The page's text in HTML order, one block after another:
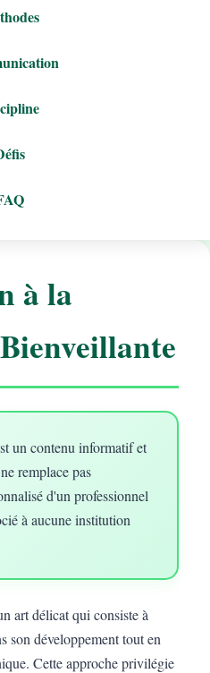
à la
un contenu informatif et
remplace pas
d'un professionnel
à aucune institution
art délicat qui consiste à
son développement tout en
Cette approche privilégie